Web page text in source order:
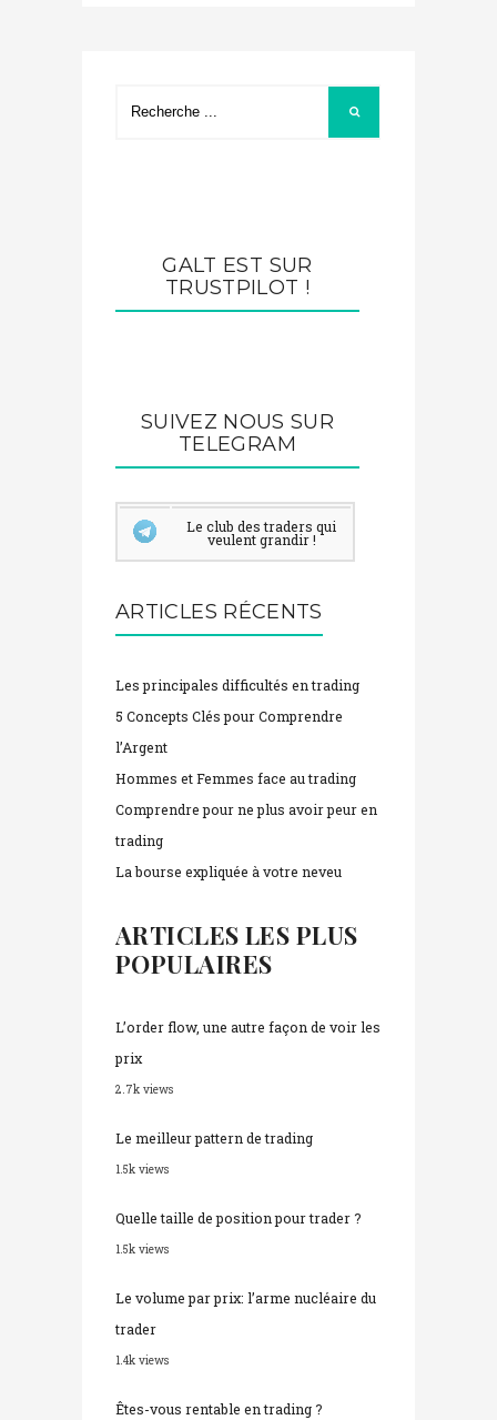
GALT EST SUR
TRUSTPILOT !
SUIVEZ NOUS SUR
TELEGRAM
Le club des traders qui
veulent grandir !
ARTICLES RÉCENTS
Les principales difficultés en trading
5 Concepts Clés pour Comprendre
l’Argent
Hommes et Femmes face au trading
Comprendre pour ne plus avoir peur en
trading
La bourse expliquée à votre neveu
ARTICLES LES PLUS
POPULAIRES
L’order flow, une autre façon de voir les
prix
2.7k views
Le meilleur pattern de trading
1.5k views
Quelle taille de position pour trader ?
1.5k views
Le volume par prix: l’arme nucléaire du
trader
1.4k views
Êtes-vous rentable en trading ?